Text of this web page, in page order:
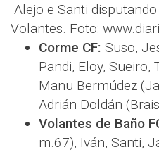
Alejo e Santi
Volantes. Foto:
Corme CF: Suso,
Pandi, Eloy, Sueiro,
Manu Bermúdez
Adrián Doldán
Volantes de Baño
m.67), Iván, Santi,